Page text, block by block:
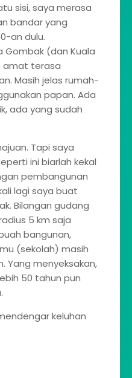
sisi, saya merasa
bandar yang
an dulu.
Gombak (dan Kuala
amat terasa
Masih jelas rumah-
papan. Ada
ada yang sudah
Tapi saya
ini biarlah kekal
pembangunan
lagi saya buat
Bilangan gudang
5 km saja
bangunan,
(sekolah) masih
Yang menyeksakan,
50 tahun pun
keluhan